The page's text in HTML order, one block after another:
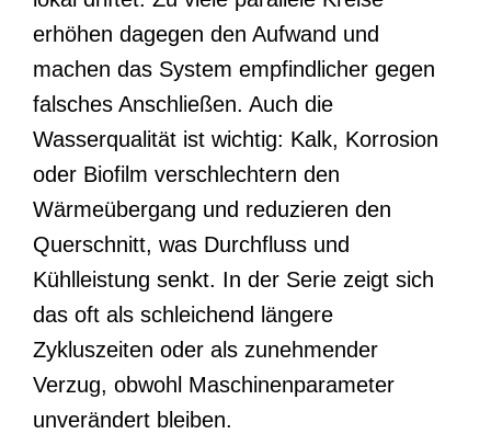
erhöhen dagegen den Aufwand und
machen das System empfindlicher gegen
falsches Anschließen. Auch die
Wasserqualität ist wichtig: Kalk, Korrosion
oder Biofilm verschlechtern den
Wärmeübergang und reduzieren den
Querschnitt, was Durchfluss und
Kühlleistung senkt. In der Serie zeigt sich
das oft als schleichend längere
Zykluszeiten oder als zunehmender
Verzug, obwohl Maschinenparameter
unverändert bleiben.